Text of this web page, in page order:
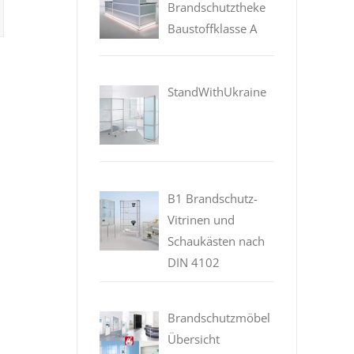
Brandschutztheke
Baustoffklasse A
StandWithUkraine
B1 Brandschutz-
Vitrinen und
Schaukästen nach
DIN 4102
Brandschutzmöbel
Übersicht